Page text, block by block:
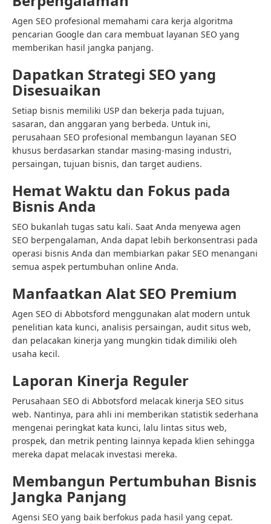
Agen SEO profesional memahami cara kerja algoritma
pencarian Google dan cara membuat layanan SEO yang
memberikan hasil jangka panjang.
Dapatkan Strategi SEO yang
Disesuaikan
Setiap bisnis memiliki USP dan bekerja pada tujuan,
sasaran, dan anggaran yang berbeda. Untuk ini,
perusahaan SEO profesional membangun layanan SEO
khusus berdasarkan standar masing-masing industri,
persaingan, tujuan bisnis, dan target audiens.
Hemat Waktu dan Fokus pada
Bisnis Anda
SEO bukanlah tugas satu kali. Saat Anda menyewa agen
SEO berpengalaman, Anda dapat lebih berkonsentrasi pada
operasi bisnis Anda dan membiarkan pakar SEO menangani
semua aspek pertumbuhan online Anda.
Manfaatkan Alat SEO Premium
Agen SEO di Abbotsford menggunakan alat modern untuk
penelitian kata kunci, analisis persaingan, audit situs web,
dan pelacakan kinerja yang mungkin tidak dimiliki oleh
usaha kecil.
Laporan Kinerja Reguler
Perusahaan SEO di Abbotsford melacak kinerja SEO situs
web. Nantinya, para ahli ini memberikan statistik sederhana
mengenai peringkat kata kunci, lalu lintas situs web,
prospek, dan metrik penting lainnya kepada klien sehingga
mereka dapat melacak investasi mereka.
Membangun Pertumbuhan Bisnis
Jangka Panjang
Agensi SEO yang baik berfokus pada hasil yang cepat.